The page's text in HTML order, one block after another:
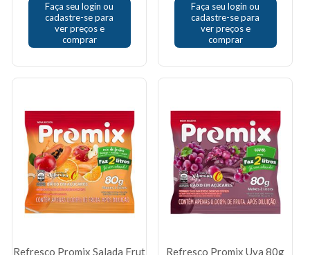
Faça seu login ou
cadastre-se para
ver preços e
comprar
Faça seu login ou
cadastre-se para
ver preços e
comprar
Refresco Promix Salada Frut
Refresco Promix Uva 80g